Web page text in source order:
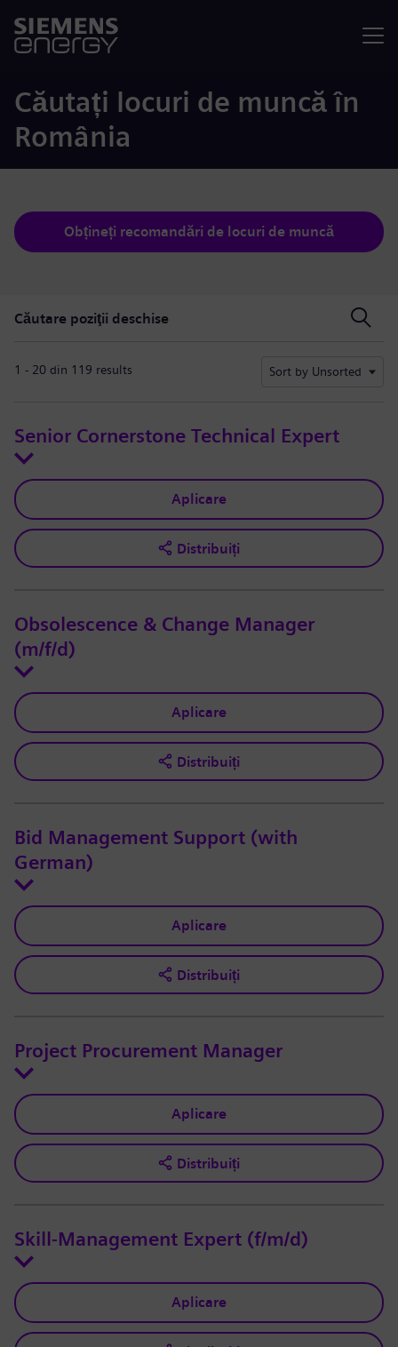
Căutați locuri de muncă în
România
Obțineți recomandări de locuri de muncă
Căutare poziţii deschise
1 - 20 din 119 results Sort by Unsorted
Senior Cornerstone Technical Expert
Aplicare
Distribuiți
Obsolescence & Change Manager
(m/f/d)
Aplicare
Distribuiți
Bid Management Support (with
German)
Aplicare
Distribuiți
Project Procurement Manager
Aplicare
Distribuiți
Skill-Management Expert (f/m/d)
Aplicare